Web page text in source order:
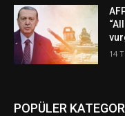
14
POPÜLER